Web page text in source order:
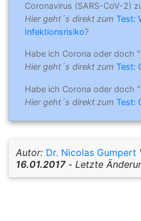
Coronavirus (SARS-CoV-2)
Hier geht´s direkt zum Test:
Infektionsrisiko?
Habe ich Corona oder doch
Hier geht´s direkt zum Test:
Habe ich Corona oder doch
Hier geht´s direkt zum Test:
Autor: Dr. Nicolas Gumpert
16.01.2017- Letzte